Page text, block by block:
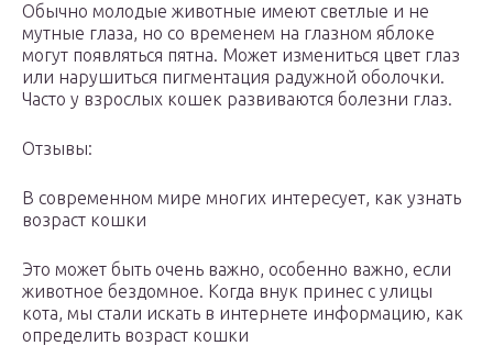
Обычно молодые животные имеют светлые и не
мутные глаза, но со временем на глазном яблоке
могут появляться пятна. Может измениться цвет глаз
или нарушиться пигментация радужной оболочки.
Часто у взрослых кошек развиваются болезни глаз.
Отзывы:
В современном мире многих интересует, как узнать
возраст кошки
Это может быть очень важно, особенно важно, если
животное бездомное. Когда внук принес с улицы
кота, мы стали искать в интернете информацию, как
определить возраст кошки